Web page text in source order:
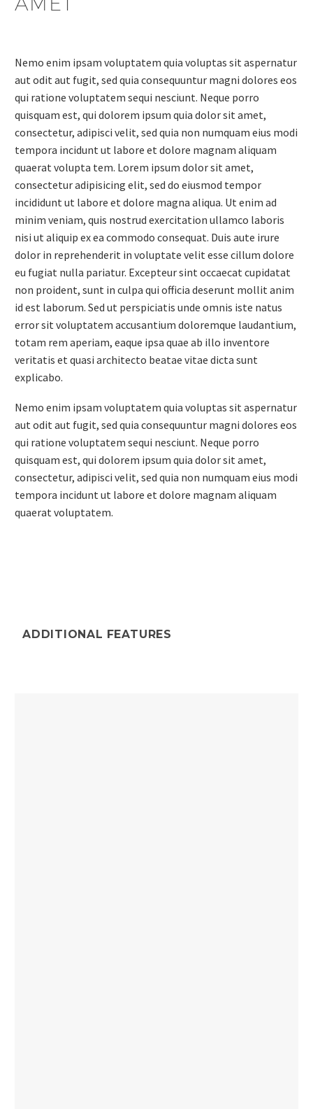
Nemo enim ipsam voluptatem quia voluptas sit aspernatur
aut odit aut fugit, sed quia consequuntur magni dolores eos
qui ratione voluptatem sequi nesciunt. Neque porro
quisquam est, qui dolorem ipsum quia dolor sit amet,
consectetur, adipisci velit, sed quia non numquam eius modi
tempora incidunt ut labore et dolore magnam aliquam
quaerat volupta tem. Lorem ipsum dolor sit amet,
consectetur adipisicing elit, sed do eiusmod tempor
incididunt ut labore et dolore magna aliqua. Ut enim ad
minim veniam, quis nostrud exercitation ullamco laboris
nisi ut aliquip ex ea commodo consequat. Duis aute irure
dolor in reprehenderit in voluptate velit esse cillum dolore
eu fugiat nulla pariatur. Excepteur sint occaecat cupidatat
non proident, sunt in culpa qui officia deserunt mollit anim
id est laborum. Sed ut perspiciatis unde omnis iste natus
error sit voluptatem accusantium doloremque laudantium,
totam rem aperiam, eaque ipsa quae ab illo inventore
veritatis et quasi architecto beatae vitae dicta sunt
explicabo.
Nemo enim ipsam voluptatem quia voluptas sit aspernatur
aut odit aut fugit, sed quia consequuntur magni dolores eos
qui ratione voluptatem sequi nesciunt. Neque porro
quisquam est, qui dolorem ipsum quia dolor sit amet,
consectetur, adipisci velit, sed quia non numquam eius modi
tempora incidunt ut labore et dolore magnam aliquam
quaerat voluptatem.
ADDITIONAL FEATURES